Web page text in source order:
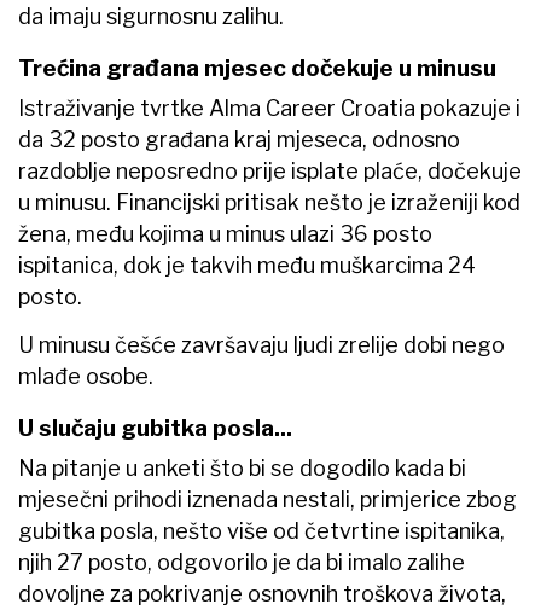
da imaju sigurnosnu zalihu.
Trećina građana mjesec dočekuje u minusu
Istraživanje tvrtke Alma Career Croatia pokazuje i
da 32 posto građana kraj mjeseca, odnosno
razdoblje neposredno prije isplate plaće, dočekuje
u minusu. Financijski pritisak nešto je izraženiji kod
žena, među kojima u minus ulazi 36 posto
ispitanica, dok je takvih među muškarcima 24
posto.
U minusu češće završavaju ljudi zrelije dobi nego
mlađe osobe.
U slučaju gubitka posla...
Na pitanje u anketi što bi se dogodilo kada bi
mjesečni prihodi iznenada nestali, primjerice zbog
gubitka posla, nešto više od četvrtine ispitanika,
njih 27 posto, odgovorilo je da bi imalo zalihe
dovoljne za pokrivanje osnovnih troškova života,